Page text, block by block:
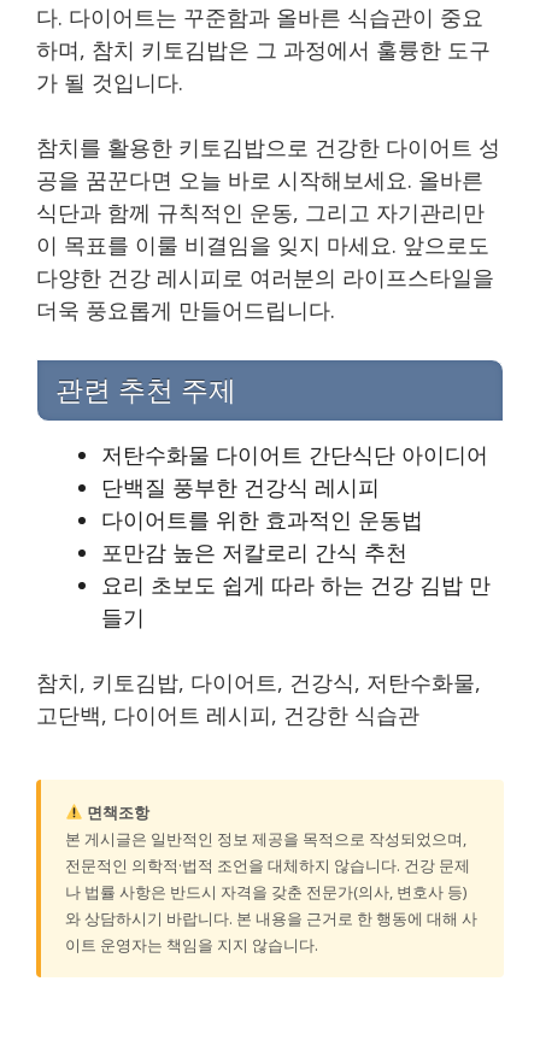
다. 다이어트는 꾸준함과 올바른 식습관이 중요
하며, 참치 키토김밥은 그 과정에서 훌륭한 도구
가 될 것입니다.
참치를 활용한 키토김밥으로 건강한 다이어트 성
공을 꿈꾼다면 오늘 바로 시작해보세요. 올바른
식단과 함께 규칙적인 운동, 그리고 자기관리만
이 목표를 이룰 비결임을 잊지 마세요. 앞으로도
다양한 건강 레시피로 여러분의 라이프스타일을
더욱 풍요롭게 만들어드립니다.
관련 추천 주제
저탄수화물 다이어트 간단식단 아이디어
단백질 풍부한 건강식 레시피
다이어트를 위한 효과적인 운동법
포만감 높은 저칼로리 간식 추천
요리 초보도 쉽게 따라 하는 건강 김밥 만
들기
참치, 키토김밥, 다이어트, 건강식, 저탄수화물,
고단백, 다이어트 레시피, 건강한 식습관
면책조항
본 게시글은 일반적인 정보 제공을 목적으로 작성되었으며,
전문적인 의학적·법적 조언을 대체하지 않습니다. 건강 문제
나 법률 사항은 반드시 자격을 갖춘 전문가(의사, 변호사 등)
와 상담하시기 바랍니다. 본 내용을 근거로 한 행동에 대해 사
이트 운영자는 책임을 지지 않습니다.